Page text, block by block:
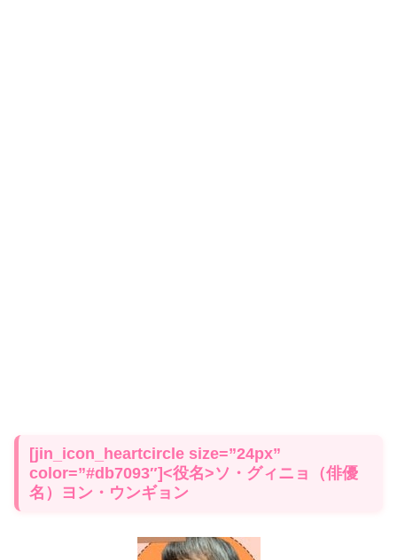
[jin_icon_heartcircle size=”24px”
color=”#db7093″]<役名>ソ・グィニョ（俳優
名）ヨン・ウンギョン